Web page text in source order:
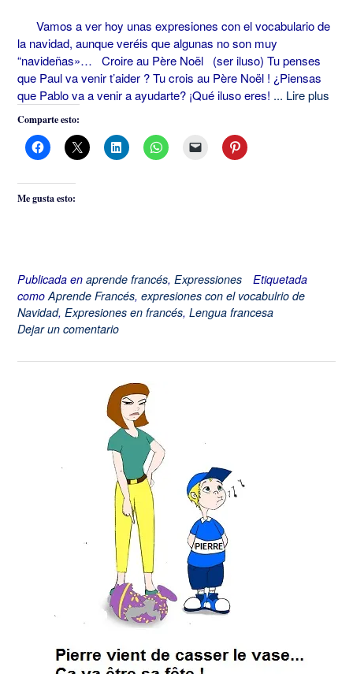
Vamos a ver hoy unas expresiones con el vocabulario de
la navidad, aunque veréis que algunas no son muy
“navideñas»… Croire au Père Noël (ser iluso) Tu penses
que Paul va venir t’aider ? Tu crois au Père Noël ! ¿Piensas
que Pablo va a venir a ayudarte? ¡Qué iluso eres! ... Lire plus
Comparte esto:
Me gusta esto:
Publicada en aprende francés, Expressiones
Etiquetada
como Aprende Francés, expresiones con el vocabulrio de
Navidad, Expresiones en francés, Lengua francesa
Dejar un comentario